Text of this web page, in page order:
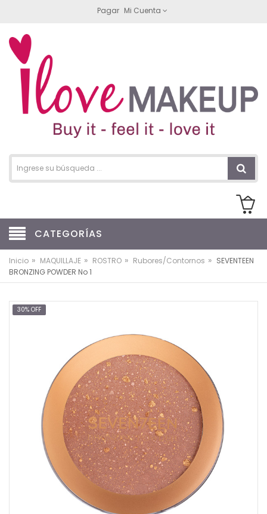
Pagar Mi Cuenta
CATEGORÍAS
Inicio » MAQUILLAJE » ROSTRO » Rubores/Contornos » SEVENTEEN
BRONZING POWDER No 1
30% OFF